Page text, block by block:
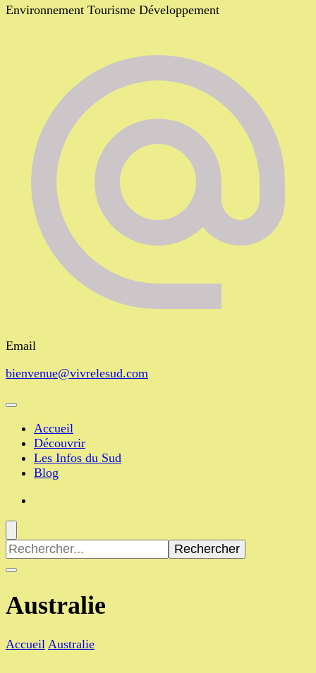
Environnement Tourisme Développement
Email
bienvenue@vivrelesud.com
Accueil
Découvrir
Les Infos du Sud
Blog
Recherche
pour
:
Australie
Accueil Australie